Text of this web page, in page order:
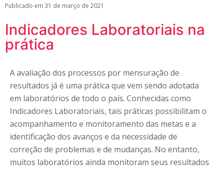
Publicado em 31 de março de 2021
Indicadores Laboratoriais na
prática
A avaliação dos processos por mensuração de
resultados já é uma prática que vem sendo adotada
em laboratórios de todo o país. Conhecidas como
Indicadores Laboratoriais, tais práticas possibilitam o
acompanhamento e monitoramento das metas e a
identificação dos avanços e da necessidade de
correção de problemas e de mudanças. No entanto,
muitos laboratórios ainda monitoram seus resultados